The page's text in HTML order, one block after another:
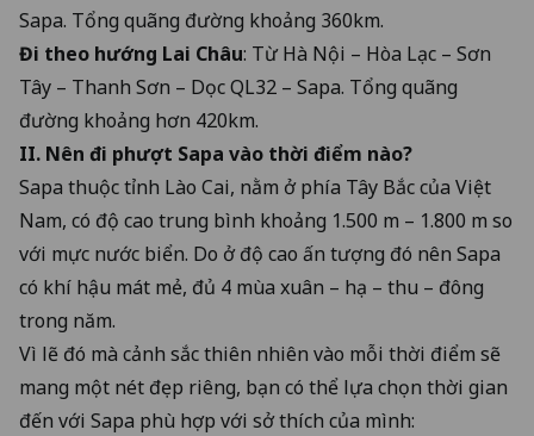
Sapa. Tổng quãng đường khoảng 360km.
Đi theo hướng Lai Châu: Từ Hà Nội – Hòa Lạc – Sơn
Tây – Thanh Sơn – Dọc QL32 – Sapa. Tổng quãng
đường khoảng hơn 420km.
II. Nên đi phượt Sapa vào thời điểm nào?
Sapa thuộc tỉnh Lào Cai, nằm ở phía Tây Bắc của Việt
Nam, có độ cao trung bình khoảng 1.500 m – 1.800 m so
với mực nước biển. Do ở độ cao ấn tượng đó nên Sapa
có khí hậu mát mẻ, đủ 4 mùa xuân – hạ – thu – đông
trong năm.
Vì lẽ đó mà cảnh sắc thiên nhiên vào mỗi thời điểm sẽ
mang một nét đẹp riêng, bạn có thể lựa chọn thời gian
đến với Sapa phù hợp với sở thích của mình: